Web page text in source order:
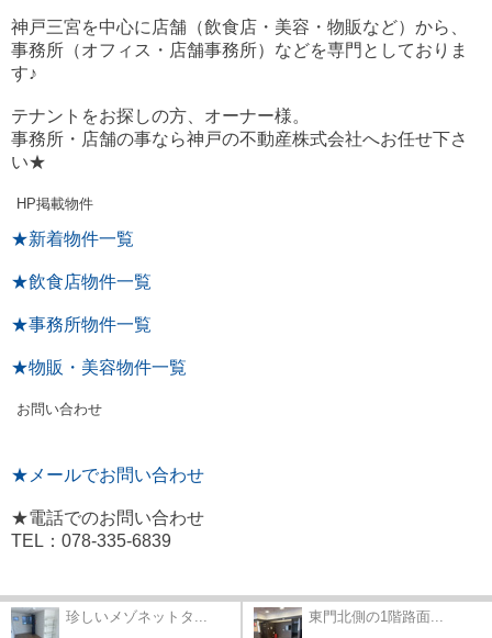
神戸三宮を中心に店舗（飲食店・美容・物販など）から、
事務所（オフィス・店舗事務所）などを専門としておりま
す♪
テナントをお探しの方、オーナー様。
事務所・店舗の事なら神戸の不動産株式会社へお任せ下さ
い★
HP掲載物件
★新着物件一覧
★飲食店物件一覧
★事務所物件一覧
★物販・美容物件一覧
お問い合わせ
★メールでお問い合わせ
★電話でのお問い合わせ
TEL：078-335-6839
珍しいメゾネットタ... 東門北側の1階路面...